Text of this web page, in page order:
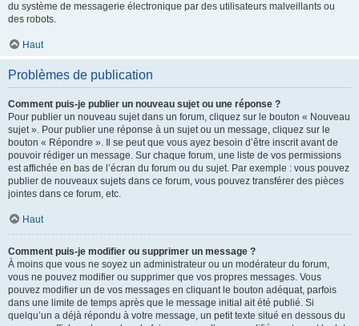
du système de messagerie électronique par des utilisateurs malveillants ou
des robots.
Haut
Problèmes de publication
Comment puis-je publier un nouveau sujet ou une réponse ?
Pour publier un nouveau sujet dans un forum, cliquez sur le bouton « Nouveau
sujet ». Pour publier une réponse à un sujet ou un message, cliquez sur le
bouton « Répondre ». Il se peut que vous ayez besoin d’être inscrit avant de
pouvoir rédiger un message. Sur chaque forum, une liste de vos permissions
est affichée en bas de l’écran du forum ou du sujet. Par exemple : vous pouvez
publier de nouveaux sujets dans ce forum, vous pouvez transférer des pièces
jointes dans ce forum, etc.
Haut
Comment puis-je modifier ou supprimer un message ?
À moins que vous ne soyez un administrateur ou un modérateur du forum,
vous ne pouvez modifier ou supprimer que vos propres messages. Vous
pouvez modifier un de vos messages en cliquant le bouton adéquat, parfois
dans une limite de temps après que le message initial ait été publié. Si
quelqu’un a déjà répondu à votre message, un petit texte situé en dessous du